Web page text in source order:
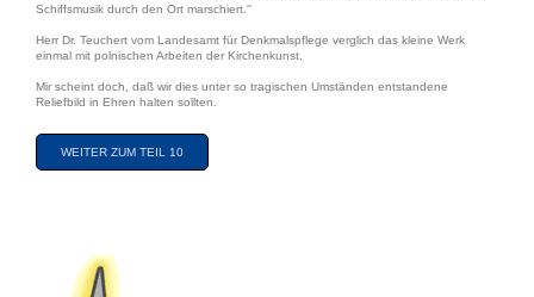
Schiffsmusik durch den Ort marschiert.''
Herr Dr. Teuchert vom Landesamt für Denkmalspflege verglich das kleine Werk
einmal mit polnischen Arbeiten der Kirchenkunst.
Mir scheint doch, daß wir dies unter so tragischen Umständen entstandene
Reliefbild in Ehren halten sollten.
WEITER ZUM TEIL 10